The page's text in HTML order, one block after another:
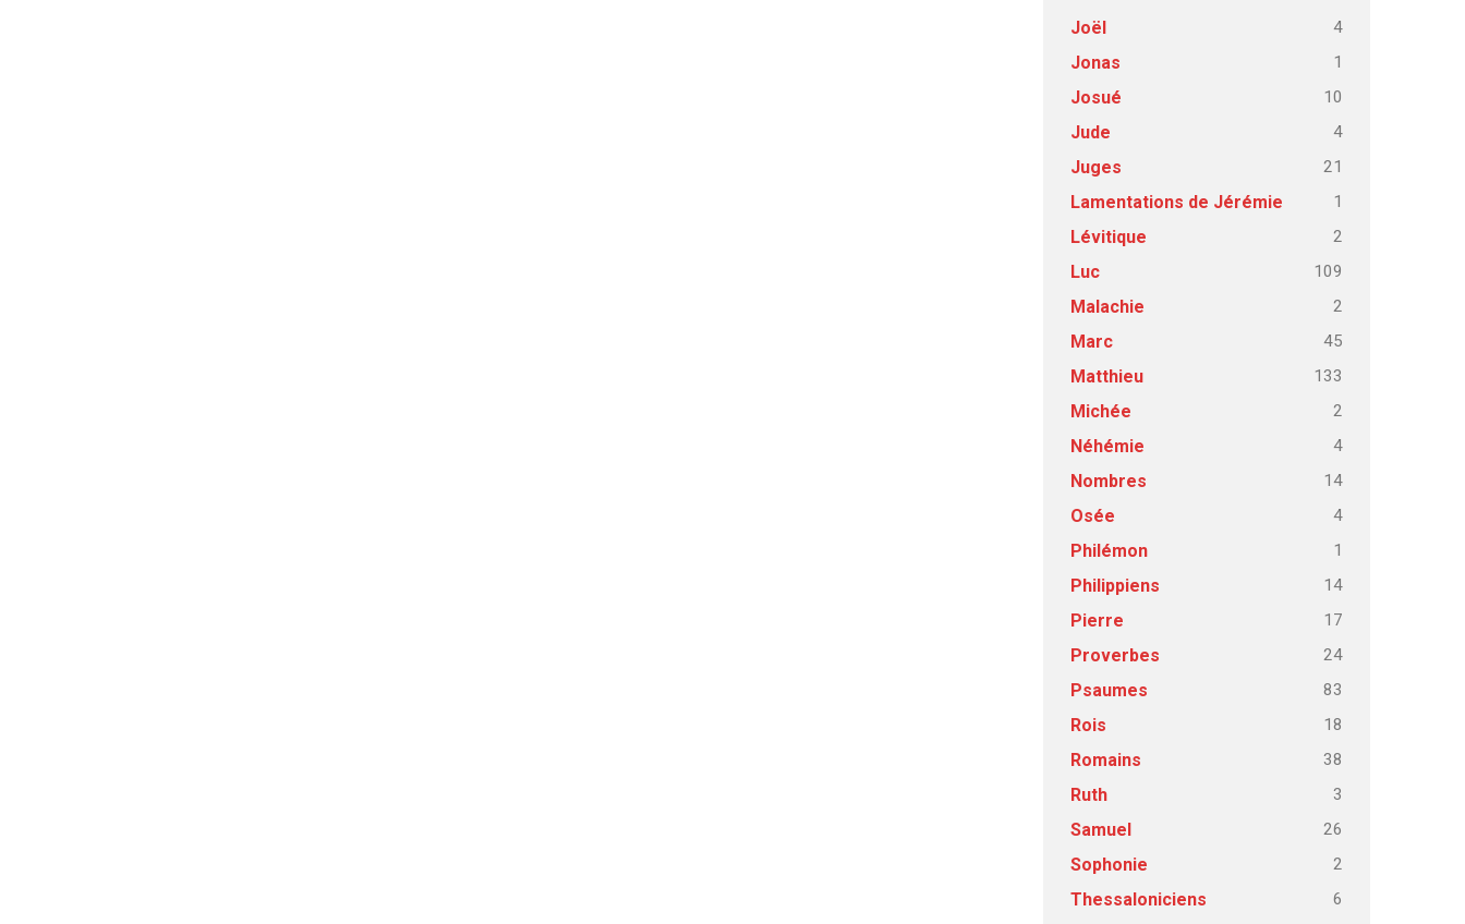
Joël 4
Jonas 1
Josué 10
Jude 4
Juges 21
Lamentations de Jérémie 1
Lévitique 2
Luc 109
Malachie 2
Marc 45
Matthieu 133
Michée 2
Néhémie 4
Nombres 14
Osée 4
Philémon 1
Philippiens 14
Pierre 17
Proverbes 24
Psaumes 83
Rois 18
Romains 38
Ruth 3
Samuel 26
Sophonie 2
Thessaloniciens
6